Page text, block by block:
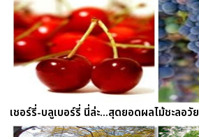
เชอร์รี่-บลูเบอร์รี่ นี่ล่ะ...สุดยอดผลไม้ชะลอวัย